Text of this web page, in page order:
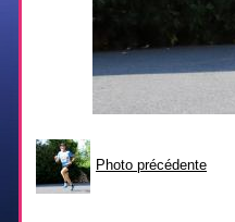
Photo précédente